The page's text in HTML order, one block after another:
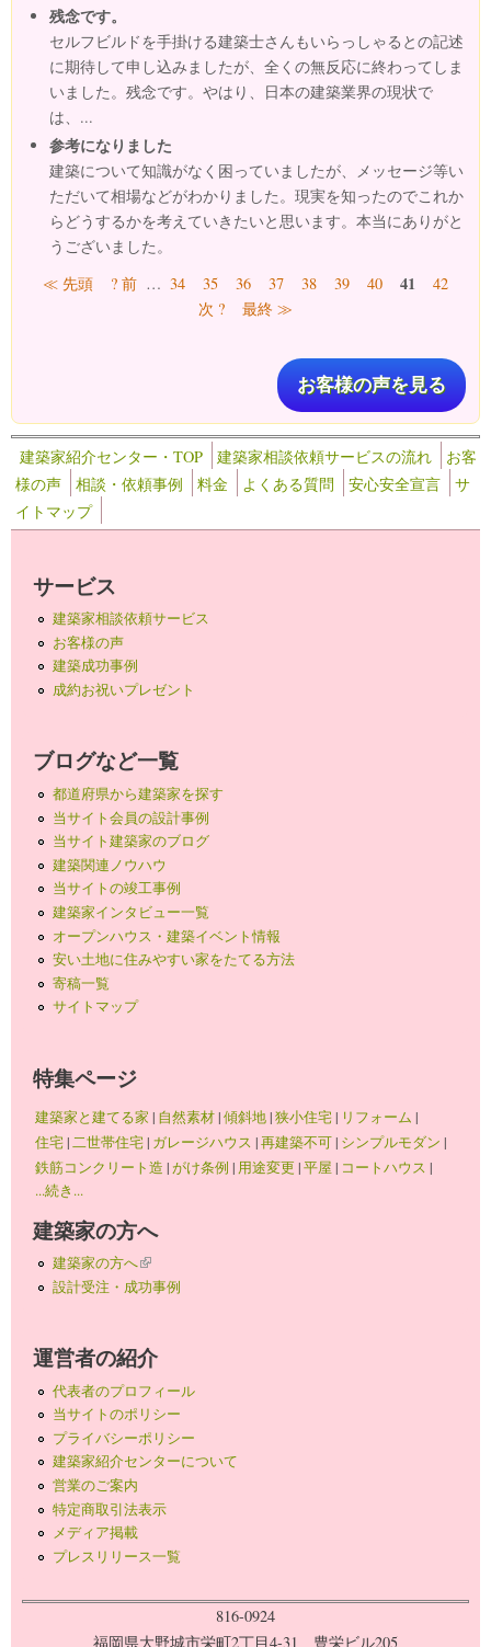
残念です。
セルフビルドを手掛ける建築士さんもいらっしゃるとの記述
に期待して申し込みましたが、全くの無反応に終わってしま
いました。残念です。やはり、日本の建築業界の現状で
は、...
参考になりました
建築について知識がなく困っていましたが、メッセージ等い
ただいて相場などがわかりました。現実を知ったのでこれか
らどうするかを考えていきたいと思います。本当にありがと
うございました。
ページ
≪ 先頭 ? 前 … 34 35 36 37 38 39 40 41
42
次 ?
最終 ≫
お客様の声を見る
建築家紹介センター・TOP 建築家相談依頼サービスの流れ
お客
様の声
相談・依頼事例 料金 よくある質問 安心安全宣言
サ
イトマップ
サービス
建築家相談依頼サービス
お客様の声
建築成功事例
成約お祝いプレゼント
ブログなど一覧
都道府県から建築家を探す
当サイト会員の設計事例
当サイト建築家のブログ
建築関連ノウハウ
当サイトの竣工事例
建築家インタビュー一覧
オープンハウス・建築イベント情報
安い土地に住みやすい家をたてる方法
寄稿一覧
サイトマップ
特集ページ
建築家と建てる家 | 自然素材|傾斜地|狭小住宅| リフォーム |
住宅|二世帯住宅| ガレージハウス |再建築不可| シンプルモダン |
鉄筋コンクリート造 |がけ条例 | 用途変更 |平屋 | コートハウス |
...続き...
建築家の方へ
建築家の方へ(link is external)
設計受注・成功事例
運営者の紹介
代表者のプロフィール
当サイトのポリシー
プライバシーポリシー
建築家紹介センターについて
営業のご案内
特定商取引法表示
メディア掲載
プレスリリース一覧
816-0924
福岡県大野城市栄町2丁目4-31 豊栄ビル205